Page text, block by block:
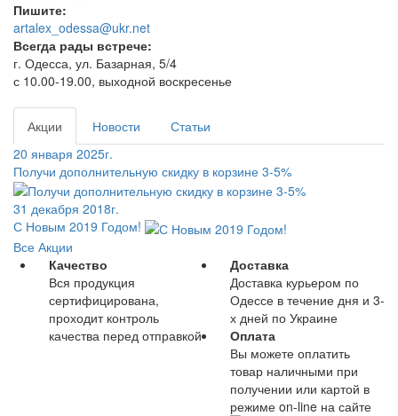
Пишите:
artalex_odessa@ukr.net
Всегда рады встрече:
г. Одесса, ул. Базарная, 5/4
с 10.00-19.00, выходной воскресенье
Акции Новости
Статьи
20 января 2025г.
Получи дополнительную скидку в корзине 3-5%
31 декабря 2018г.
С Новым 2019 Годом!
Все Акции
Качество
Вся продукция
сертифицирована,
проходит контроль
качества перед отправкой
Доставка
Доставка курьером по
Одессе в течение дня и 3-
х дней по Украине
Оплата
Вы можете оплатить
товар наличными при
получении или картой в
режиме on-line на сайте